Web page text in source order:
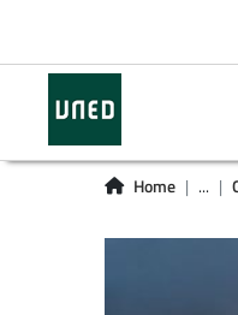
Home ...